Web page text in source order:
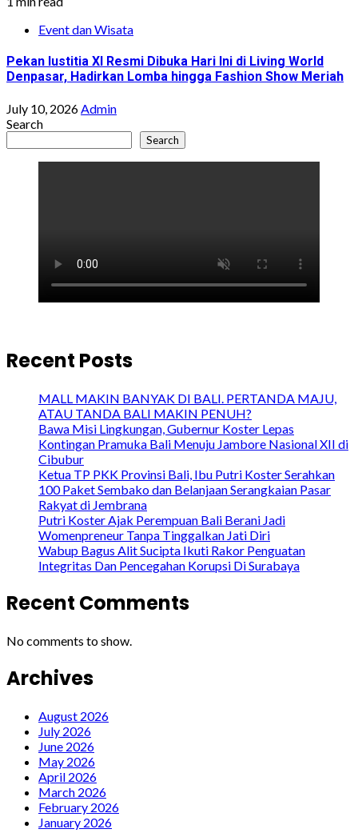
Event dan Wisata
Pekan Iustitia XI Resmi Dibuka Hari Ini di Living World
Denpasar, Hadirkan Lomba hingga Fashion Show Meriah
July 10, 2026Admin
Search
Search
Recent Posts
MALL MAKIN BANYAK DI BALI. PERTANDA MAJU,
ATAU TANDA BALI MAKIN PENUH?
Bawa Misi Lingkungan, Gubernur Koster Lepas
Kontingan Pramuka Bali Menuju Jambore Nasional XII di
Cibubur
Ketua TP PKK Provinsi Bali, Ibu Putri Koster Serahkan
100 Paket Sembako dan Belanjaan Serangkaian Pasar
Rakyat di Jembrana
Putri Koster Ajak Perempuan Bali Berani Jadi
Womenpreneur Tanpa Tinggalkan Jati Diri
Wabup Bagus Alit Sucipta Ikuti Rakor Penguatan
Integritas Dan Pencegahan Korupsi Di Surabaya
Recent Comments
No comments to show.
Archives
August 2026
July 2026
June 2026
May 2026
April 2026
March 2026
February 2026
January 2026